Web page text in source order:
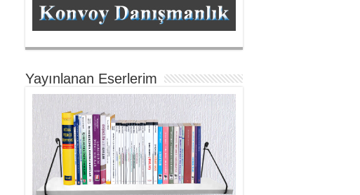
Yayınlanan Eserlerim